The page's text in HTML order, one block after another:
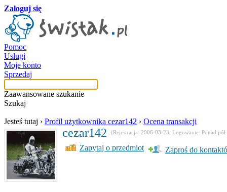
Zaloguj się
Pomoc
Usługi
Moje konto
Sprzedaj
Zaawansowane szukanie
Szukaj
Jesteś tutaj › Profil użytkownika cezar142 › Ocena transakcji
cezar142 (Rejestracja: 2006-03-23, Logowanie: Ponad
Zapytaj o przedmiot Zaproś do